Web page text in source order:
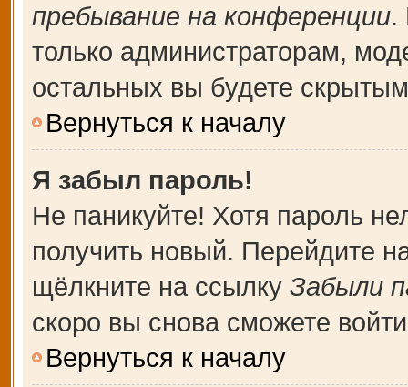
пребывание на конференции.
только администраторам,
остальных вы будете
Вернуться к началу
Я забыл пароль!
Не паникуйте! Хотя пароль
получить новый. Перейдите
щёлкните на ссылку Забыли
скоро вы снова сможете
Вернуться к началу